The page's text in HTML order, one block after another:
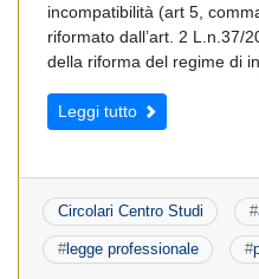
incompatibilità (art 5,
riformato dall’art. 2 L.n.37/
della riforma del regime di
Leggi tutto
Circolari Centro Studi #
#legge professionale #